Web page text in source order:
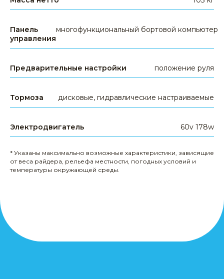
Панель
управления
многофункциональный бортовой компьютер
Предварительные настройки положение руля
Тормоза дисковые, гидравлические настраиваемые
Электродвигатель 60v 178w
* Указаны максимально возможные характеристики, зависящие
от веса райдера, рельефа местности, погодных условий и
температуры окружающей среды.
КЛИЕНТАМ
доставка и оплата
гарантия
публичная оферта
КАТЕГОРИИ ТОВАРОВ
электросамокаты
гироскутеры
электровелосипеды
аксессуары
другое
запчасти
кредит от Сбер Банка